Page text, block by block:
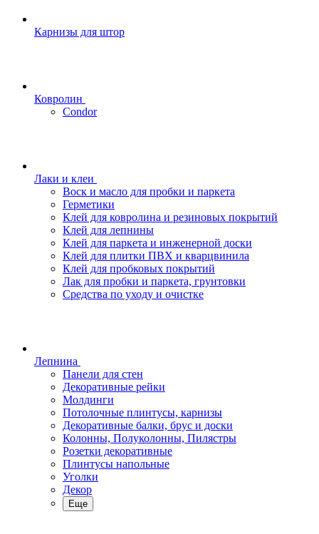
Карнизы для штор
Ковролин
Condor
Лаки и клеи
Воск и масло для пробки и паркета
Герметики
Клей для ковролина и резиновых покрытий
Клей для лепнины
Клей для паркета и инженерной доски
Клей для плитки ПВХ и кварцвинила
Клей для пробковых покрытий
Лак для пробки и паркета, грунтовки
Средства по уходу и очистке
Лепнина
Панели для стен
Декоративные рейки
Молдинги
Потолочные плинтусы, карнизы
Декоративные балки, брус и доски
Колонны, Полуколонны, Пилястры
Розетки декоративные
Плинтусы напольные
Уголки
Декор
Еще